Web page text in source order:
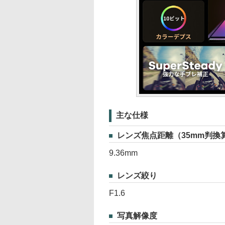
主な仕様
レンズ焦点距離（35mm判換
9.36mm
レンズ絞り
F1.6
写真解像度